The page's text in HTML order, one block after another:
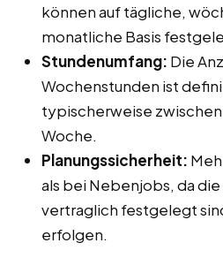
können auf tägliche,
monatliche Basis
Stundenumfang: Die
Wochenstunden ist
typischerweise zwischen
Woche.
Planungssicherheit:
als bei Nebenjobs, da
vertraglich festgelegt
erfolgen.